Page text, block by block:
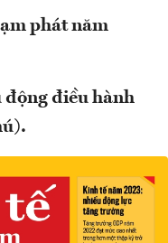
phát năm
động điều hành